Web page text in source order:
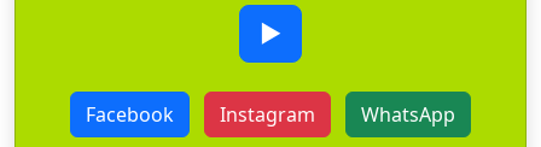
▶
Facebook Instagram WhatsApp